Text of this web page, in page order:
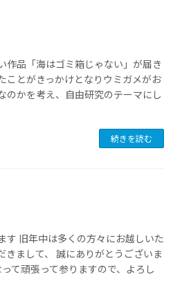
作品「海はゴミ箱じゃない」が届き
ことがきっかけとなりウミガメがお
のかを考え、自由研究のテーマにし
続きを読む
す 旧年中は多くの方々にお越しいた
まして、 誠にありがとうございま
て頑張って参りますので、よろし